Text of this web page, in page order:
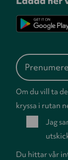
Om du vill ta
kryssa i rutan
Jag
Du hittar vår